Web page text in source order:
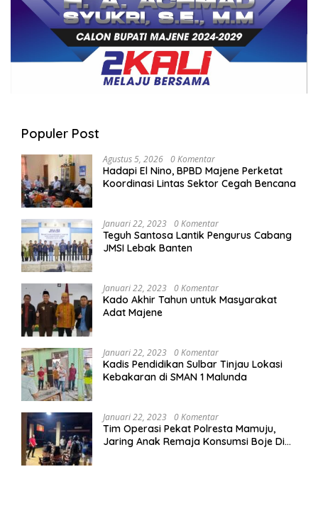
Populer Post
Agustus 5, 2026 0 Komentar
Hadapi El Nino, BPBD Majene Perketat
Koordinasi Lintas Sektor Cegah Bencana
Januari 22, 2023 0 Komentar
Teguh Santosa Lantik Pengurus Cabang
JMSI Lebak Banten
Januari 22, 2023 0 Komentar
Kado Akhir Tahun untuk Masyarakat
Adat Majene
Januari 22, 2023 0 Komentar
Kadis Pendidikan Sulbar Tinjau Lokasi
Kebakaran di SMAN 1 Malunda
Januari 22, 2023 0 Komentar
Tim Operasi Pekat Polresta Mamuju,
Jaring Anak Remaja Konsumsi Boje Di